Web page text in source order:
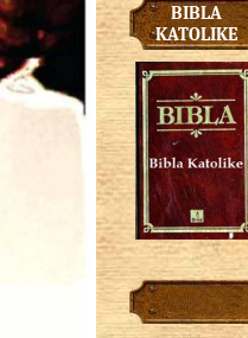
BIBLA
KATOLIKE